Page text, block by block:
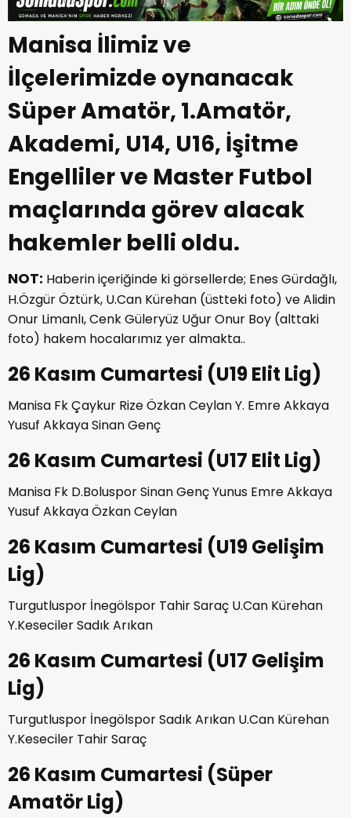
Manisa İlimiz ve
İlçelerimizde oynanacak
Süper Amatör, 1.Amatör,
Akademi, U14, U16, İşitme
Engelliler ve Master Futbol
maçlarında görev alacak
hakemler belli oldu.
NOT: Haberin içeriğinde ki görsellerde; Enes Gürdağlı,
H.Özgür Öztürk, U.Can Kürehan (üstteki foto) ve Alidin
Onur Limanlı, Cenk Güleryüz Uğur Onur Boy (alttaki
foto) hakem hocalarımız yer almakta..
26 Kasım Cumartesi (U19 Elit Lig)
Manisa Fk Çaykur Rize Özkan Ceylan Y. Emre Akkaya
Yusuf Akkaya Sinan Genç
26 Kasım Cumartesi (U17 Elit Lig)
Manisa Fk D.Boluspor Sinan Genç Yunus Emre Akkaya
Yusuf Akkaya Özkan Ceylan
26 Kasım Cumartesi (U19 Gelişim
Lig)
Turgutluspor İnegölspor Tahir Saraç U.Can Kürehan
Y.Keseciler Sadık Arıkan
26 Kasım Cumartesi (U17 Gelişim
Lig)
Turgutluspor İnegölspor Sadık Arıkan U.Can Kürehan
Y.Keseciler Tahir Saraç
26 Kasım Cumartesi (Süper
Amatör Lig)